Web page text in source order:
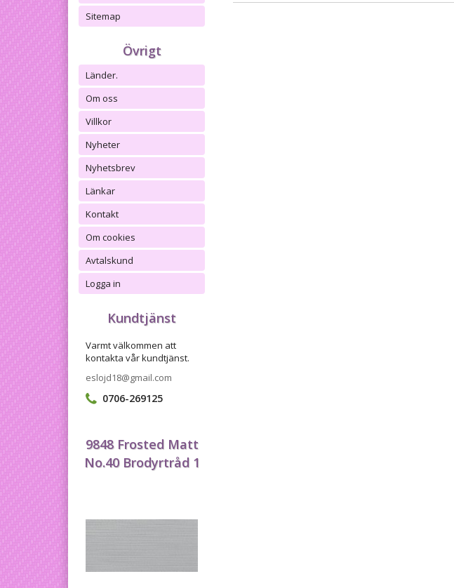
Sitemap
Övrigt
Länder.
Om oss
Villkor
Nyheter
Nyhetsbrev
Länkar
Kontakt
Om cookies
Avtalskund
Logga in
Kundtjänst
Varmt välkommen att
kontakta vår kundtjänst.
eslojd18@gmail.com
0706-269125
9848 Frosted Matt
No.40 Brodyrtråd 1